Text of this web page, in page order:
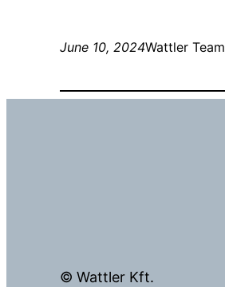
June 10, 2024Wattler Team
© Wattler Kft.